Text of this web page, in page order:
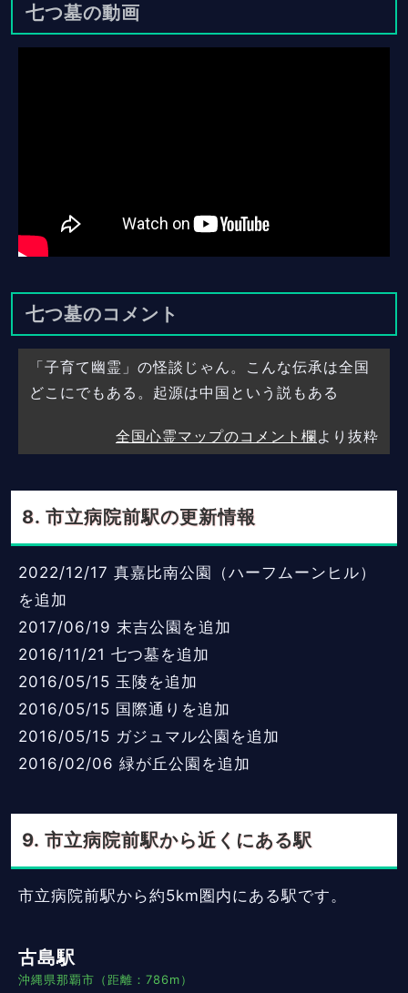
七つ墓の動画
七つ墓のコメント
「子育て幽霊」の怪談じゃん。こんな伝承は全国
どこにでもある。起源は中国という説もある
全国心霊マップのコメント欄より抜粋
市立病院前駅の更新情報
2022/12/17 真嘉比南公園（ハーフムーンヒル）
を追加
2017/06/19 末吉公園を追加
2016/11/21 七つ墓を追加
2016/05/15 玉陵を追加
2016/05/15 国際通りを追加
2016/05/15 ガジュマル公園を追加
2016/02/06 緑が丘公園を追加
市立病院前駅から近くにある駅
市立病院前駅から約5km圏内にある駅です。
古島駅
沖縄県那覇市（距離：786m）